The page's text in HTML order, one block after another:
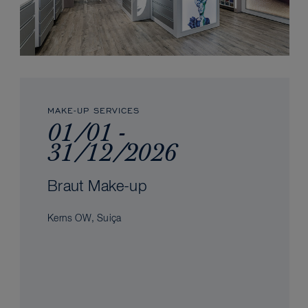
MAKE-UP SERVICES
01/01 -
31/12/2026
Braut Make-up
Kerns OW, Suiça